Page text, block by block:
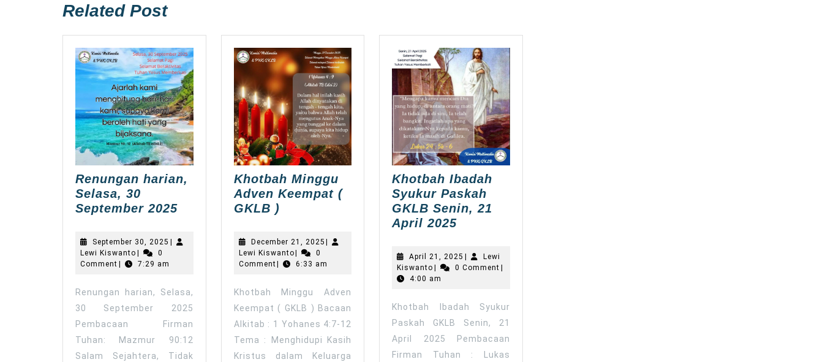
Related Post
Renungan harian,
Selasa, 30
September 2025Renungan
Selasa,
September
September 30, 2025 September
Lewi Kiswanto Lewi
Kiswanto
0
Comment
7:29 am
Renungan harian, Selasa,
30 September 2025
Pembacaan Firman
Tuhan: Mazmur 90:12
Salam Sejahtera, Tidak
Khotbah Minggu
Adven Keempat (
GKLB )
Adven
Keempat
(
)
December 21, 2025 December
2025
Lewi KiswantoLewi
Kiswanto
0
Comment
6:33 am
Khotbah Minggu Adven
Keempat ( GKLB ) Bacaan
Alkitab : 1 Yohanes 4:7-12
Tema : Menghidupi Kasih
Kristus dalam Keluarga
Khotbah Ibadah
Syukur Paskah
GKLB Senin, 21
April 2025Khotbah
Syukur
Paskah
21
April
2025
April 21, 2025 April
21,
Lewi
Kiswanto Lewi
Kiswanto
0 Comment
4:00 am
Khotbah Ibadah Syukur
Paskah GKLB Senin, 21
April 2025 Pembacaan
Firman Tuhan : Lukas